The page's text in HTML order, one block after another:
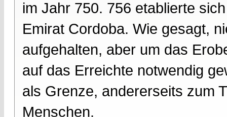
im Jahr 750. 756 etablierte
Emirat Cordoba. Wie gesagt,
aufgehalten, aber um das
auf das Erreichte notwendig
als Grenze, andererseits zum
Menschen.